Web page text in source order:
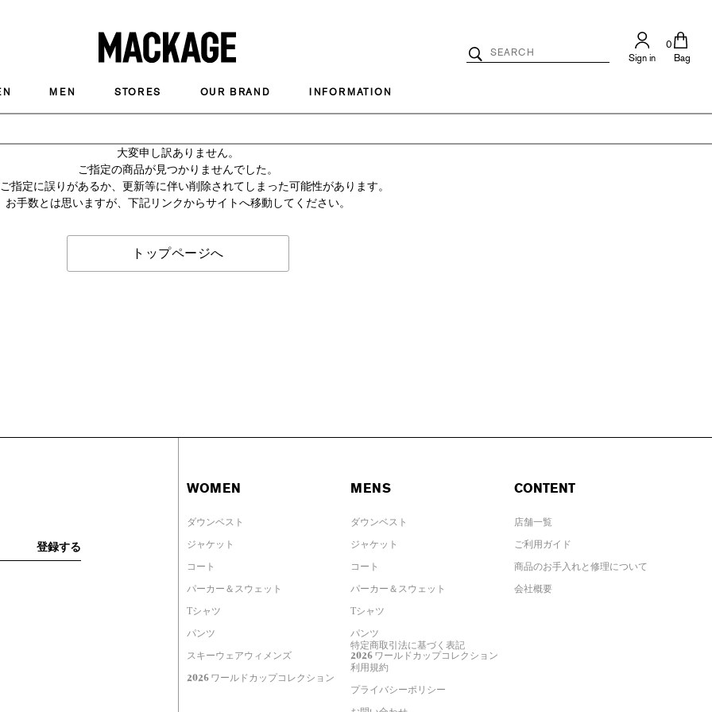
MACKAGE
Bag
0
Sign in
Search
Catalog
MEN STORES OUR BRAND INFORMATION
大変申し訳ありません。
ご指定の商品が見つかりませんでした。
指定に誤りがあるか、更新等に伴い削除されてしまった可能性があります。
お手数とは思いますが、下記リンクからサイトへ移動してください。
トップページへ
WOMEN
ダウンベスト
ジャケット
コート
パーカー＆スウェット
Tシャツ
パンツ
スキーウェアウィメンズ
2026 ワールドカップコレクション
MENS
ダウンベスト
ジャケット
コート
パーカー＆スウェット
Tシャツ
パンツ
2026 ワールドカップコレクション
CONTENT
店舗一覧
ご利用ガイド
商品のお手入れと修理について
会社概要
特定商取引法に基づく表記
利用規約
プライバシーポリシー